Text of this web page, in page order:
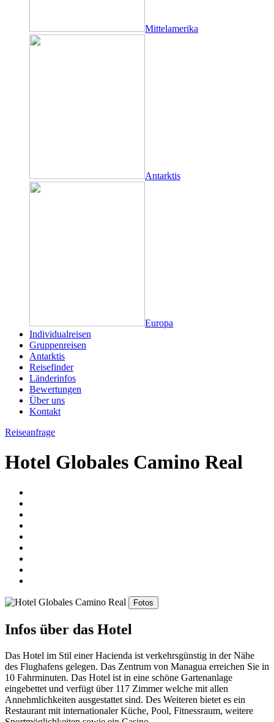
Mittelamerika
Antarktis
Europa
Individualreisen
Gruppenreisen
Antarktis
Reisefinder
Länderinfos
Bewertungen
Über uns
Kontakt
Reiseanfrage
Hotel Globales Camino Real
Fotos
Infos über das Hotel
Das Hotel im Stil einer Hacienda ist verkehrsgünstig in der Nähe
des Flughafens gelegen. Das Zentrum von Managua erreichen Sie in
10 Fahrminuten. Das Hotel ist in eine schöne Gartenanlage
eingebettet und verfügt über 117 Zimmer welche mit allen
Annehmlichkeiten ausgestattet sind. Des Weiteren bietet es ein
Restaurant mit internationaler Küche, Pool, Fitnessraum, weitere